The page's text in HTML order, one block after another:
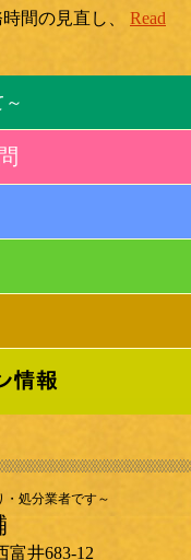
間の見直し、 Read
・処分業者です～
富井683-12